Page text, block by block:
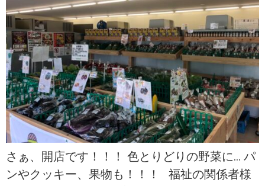
さぁ、開店です！！！ 色とりどりの野菜に… パ
ンやクッキー、果物も！！！ 福祉の関係者様